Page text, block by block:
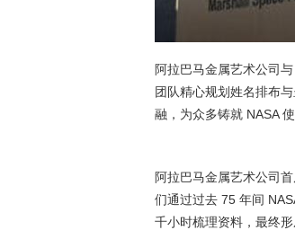
阿拉巴马金属艺术公司
团队精心规划姓名排布
融，为众多铸就 NASA
阿拉巴马金属艺术公司
们通过过去 75 年间
千小时梳理资料，最终